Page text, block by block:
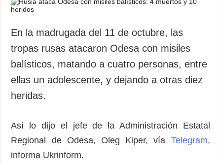
Política
Defensa
Sociedad y
Cultura
Deportes
Crimen
emergencias
privacidad y
protección de
ADICIONAL
Podcasts
SERVICIOS
En la madrugada del 11 de octubre, las
tropas rusas atacaron Odesa con misiles
balísticos, matando a cuatro personas, entre
ellas un adolescente, y dejando a otras diez
heridas.
Así lo dijo el jefe de la Administración Estatal
Regional de Odesa, Oleg Kiper, vía Telegram,
informa Ukrinform.